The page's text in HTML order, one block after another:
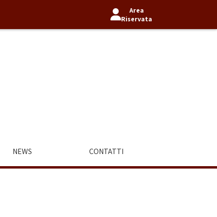
Area
Riservata
NEWS CONTATTI